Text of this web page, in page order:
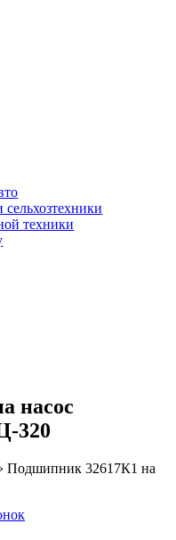
сельхозтехники
техники
насос
320
Подшипник 32617К1 на